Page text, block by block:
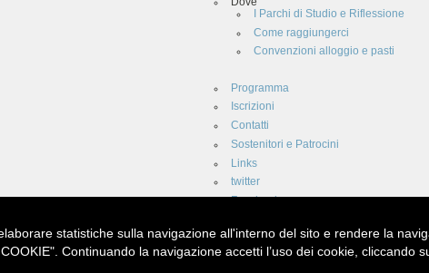
statistiche sulla navigazione all'interno del sito e rendere la
Continuando la navigazione accetti l’uso dei cookie, cliccando
I Parchi di Studio e Riflessione
Come raggiungerci
Convenzioni alloggio e pasti
Programma
Iscrizioni
Contatti
Sostenitori e Patrocini
Links
twitter
Facebook